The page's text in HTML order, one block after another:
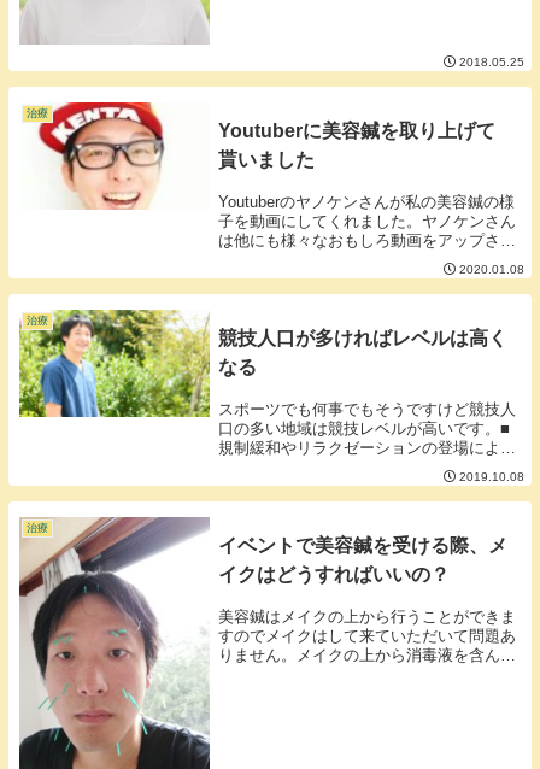
2018.05.25
治療
Youtuberに美容鍼を取り上げて
貰いました
Youtuberのヤノケンさんが私の美容鍼の様
子を動画にしてくれました。ヤノケンさん
は他にも様々なおもしろ動画をアップされ
ています。今後は美容に力を入れて行くそ
うですのでチェックしてみてはいかがでし
ょう。
2020.01.08
治療
競技人口が多ければレベルは高く
なる
スポーツでも何事でもそうですけど競技人
口の多い地域は競技レベルが高いです。■
規制緩和やリラクゼーションの登場により
鍼灸マッサージ業界の技術レベルは向上し
ているのか。調査していないのでわかりま
せんが何事も人口が多ければ一般的にレベ
2019.10.08
治療
イベントで美容鍼を受ける際、メ
イクはどうすればいいの？
美容鍼はメイクの上から行うことができま
すのでメイクはして来ていただいて問題あ
りません。メイクの上から消毒液を含んだ